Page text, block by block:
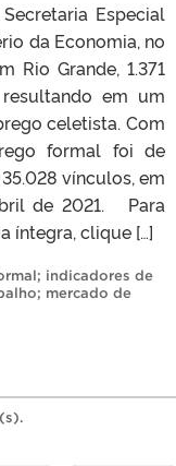
Especial
da Economia, no
Rio Grande, 1.371
em um
celetista. Com
formal foi de
vínculos, em
de 2021. Para
íntegra, clique […]
indicadores de
mercado de